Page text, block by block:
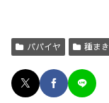
パパイヤ 種まき